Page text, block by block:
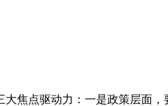
点驱动力：一是政策层面，